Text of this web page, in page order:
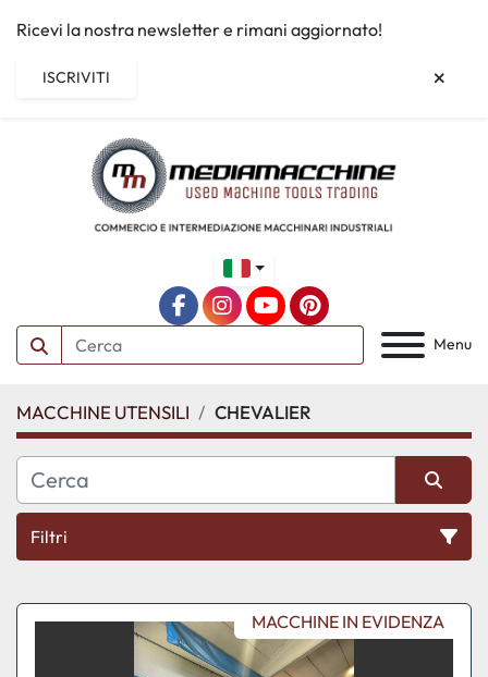
Ricevi la nostra newsletter e rimani aggiornato!
ISCRIVITI
Menu
facebookinstagram
youtubepinterest
MACCHINE UTENSILI CHEVALIER
Filtri
Tutte le categorie
Ordina per
MACCHINE IN EVIDENZA